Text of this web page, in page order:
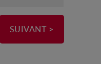
SUIVANT >